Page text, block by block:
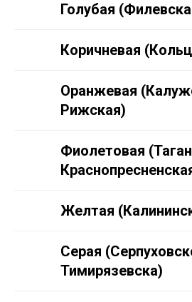
Голубая
Коричневая
Оранжевая
Рижская)
Фиолетовая
Желтая
Серая
Тимирязевска)